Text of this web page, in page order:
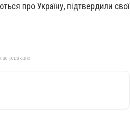
про Україну, підтвердили свої
це редакцію